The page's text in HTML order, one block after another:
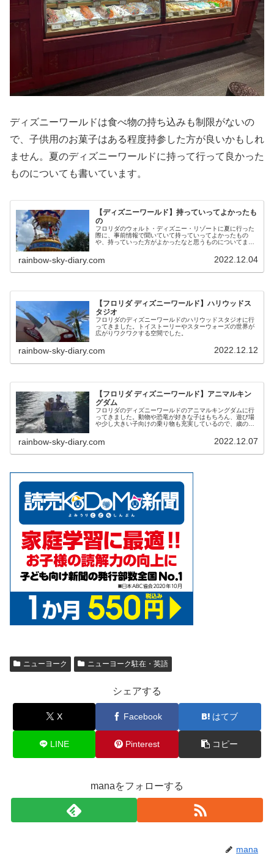
ディズニーワールドは食べ物の持ち込みも制限がないの
で、子供用のお菓子はある程度持参した方が良いかもしれ
ません。夏のディズニーワールドに持って行って良かった
ものについても書いています。
【ディズニーワールド】持っていってよかったも
の
フロリダのウォルト・ディズニー・リゾートに夏に行った
際に、事前情報で聞いていて持っていってよかったもの
や、持っていった方がよかったなと思うものについてまと
rainbow-sky-diary.com 2022.12.04
【フロリダ ディズニーワールド】ハリウッドス
タジオ
フロリダのディズニーワールドのハリウッドスタジオに行
ってきました。トイストーリーやスターウォーズの世界が
広がりワクワクする空間でした。
rainbow-sky-diary.com 2022.12.12
【フロリダ ディズニーワールド】アニマルキン
グダム
フロリダのディズニーワールドのアニマルキングダムに行
ってきました。動物や恐竜が好きな子はもちろん、遊び場
や少し大きい子向けの乗り物も充実しているので、歳の差
rainbow-sky-diary.com 2022.12.07
ニューヨーク ニューヨーク駐在・英語
シェアする
X Facebook はてブ
LINE Pinterest コピー
manaをフォローする
mana